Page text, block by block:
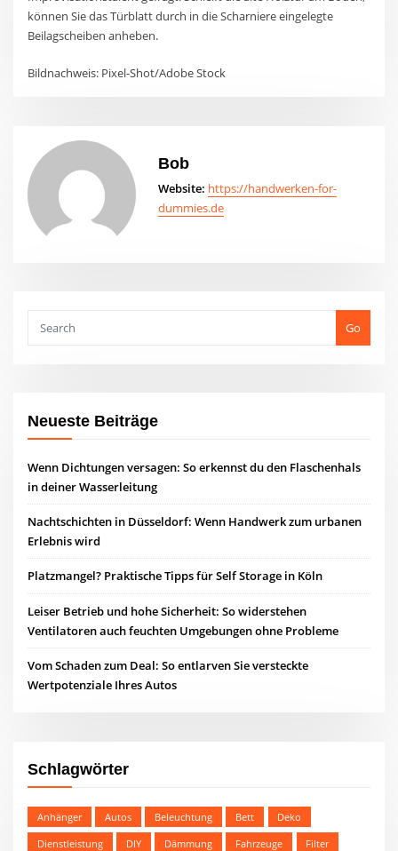
können Sie das Türblatt durch in die Scharniere eingelegte
Beilagscheiben anheben.
Bildnachweis: Pixel-Shot/Adobe Stock
Bob
Website: https://handwerken-for-
dummies.de
Go
Neueste Beiträge
Wenn Dichtungen versagen: So erkennst du den Flaschenhals
in deiner Wasserleitung
Nachtschichten in Düsseldorf: Wenn Handwerk zum urbanen
Erlebnis wird
Platzmangel? Praktische Tipps für Self Storage in Köln
Leiser Betrieb und hohe Sicherheit: So widerstehen
Ventilatoren auch feuchten Umgebungen ohne Probleme
Vom Schaden zum Deal: So entlarven Sie versteckte
Wertpotenziale Ihres Autos
Schlagwörter
Anhänger Autos Beleuchtung Bett
Deko
Dienstleistung
DIY Dämmung Fahrzeuge
Filter